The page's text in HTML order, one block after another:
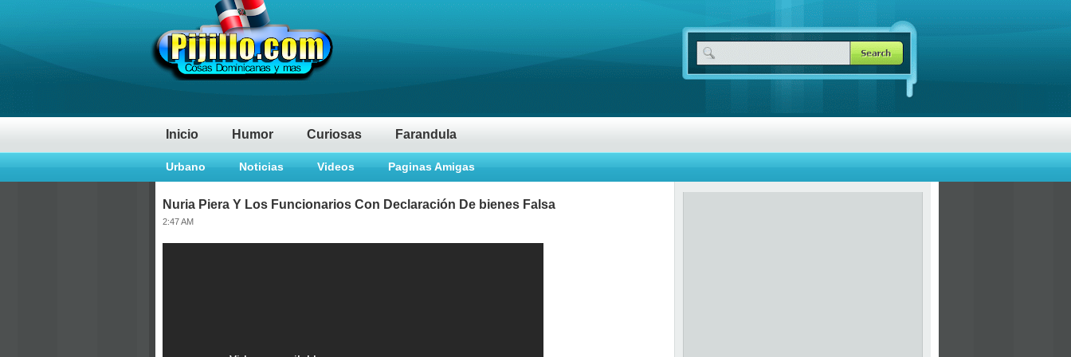
Inicio Humor Curiosas Farandula
Urbano Noticias Videos Paginas Amigas
Nuria Piera Y Los Funcionarios Con Declaración De bienes Falsa
2:47 AM